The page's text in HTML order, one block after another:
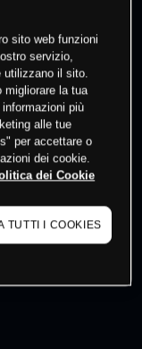
vedere gli ultimi
market data
sito web funzioni
servizio,
utilizzano il sito.
migliorare la tua
più
alle tue
per accettare o
dei cookie.
dei Cookie
TUTTI I COOKIES